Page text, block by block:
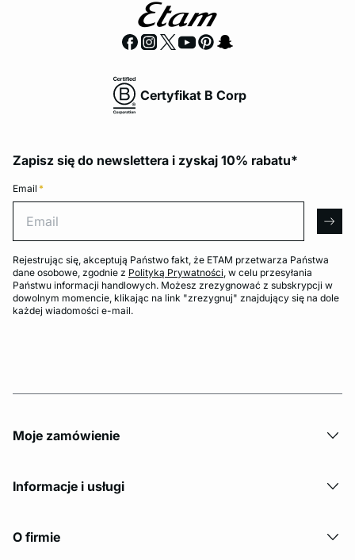
Certyfikat B Corp
Zapisz się do newslettera i zyskaj 10% rabatu*
Email *
Rejestrując się, akceptują Państwo fakt, że ETAM przetwarza Państwa
dane osobowe, zgodnie z Polityką Prywatności, w celu przesyłania
Państwu informacji handlowych. Możesz zrezygnować z subskrypcji w
dowolnym momencie, klikając na link "zrezygnuj" znajdujący się na dole
każdej wiadomości e-mail.
Moje zamówienie
Informacje i usługi
O firmie